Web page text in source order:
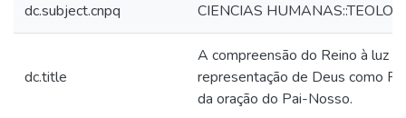
dc.subject.cnpq CIENCIAS
dc.title
A compreensão do Reino à luz
representação de Deus como
da oração do Pai-Nosso.